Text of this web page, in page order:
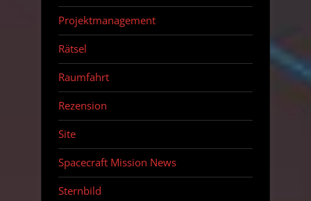
Projektmanagement
Rätsel
Raumfahrt
Rezension
Site
Spacecraft Mission News
Sternbild